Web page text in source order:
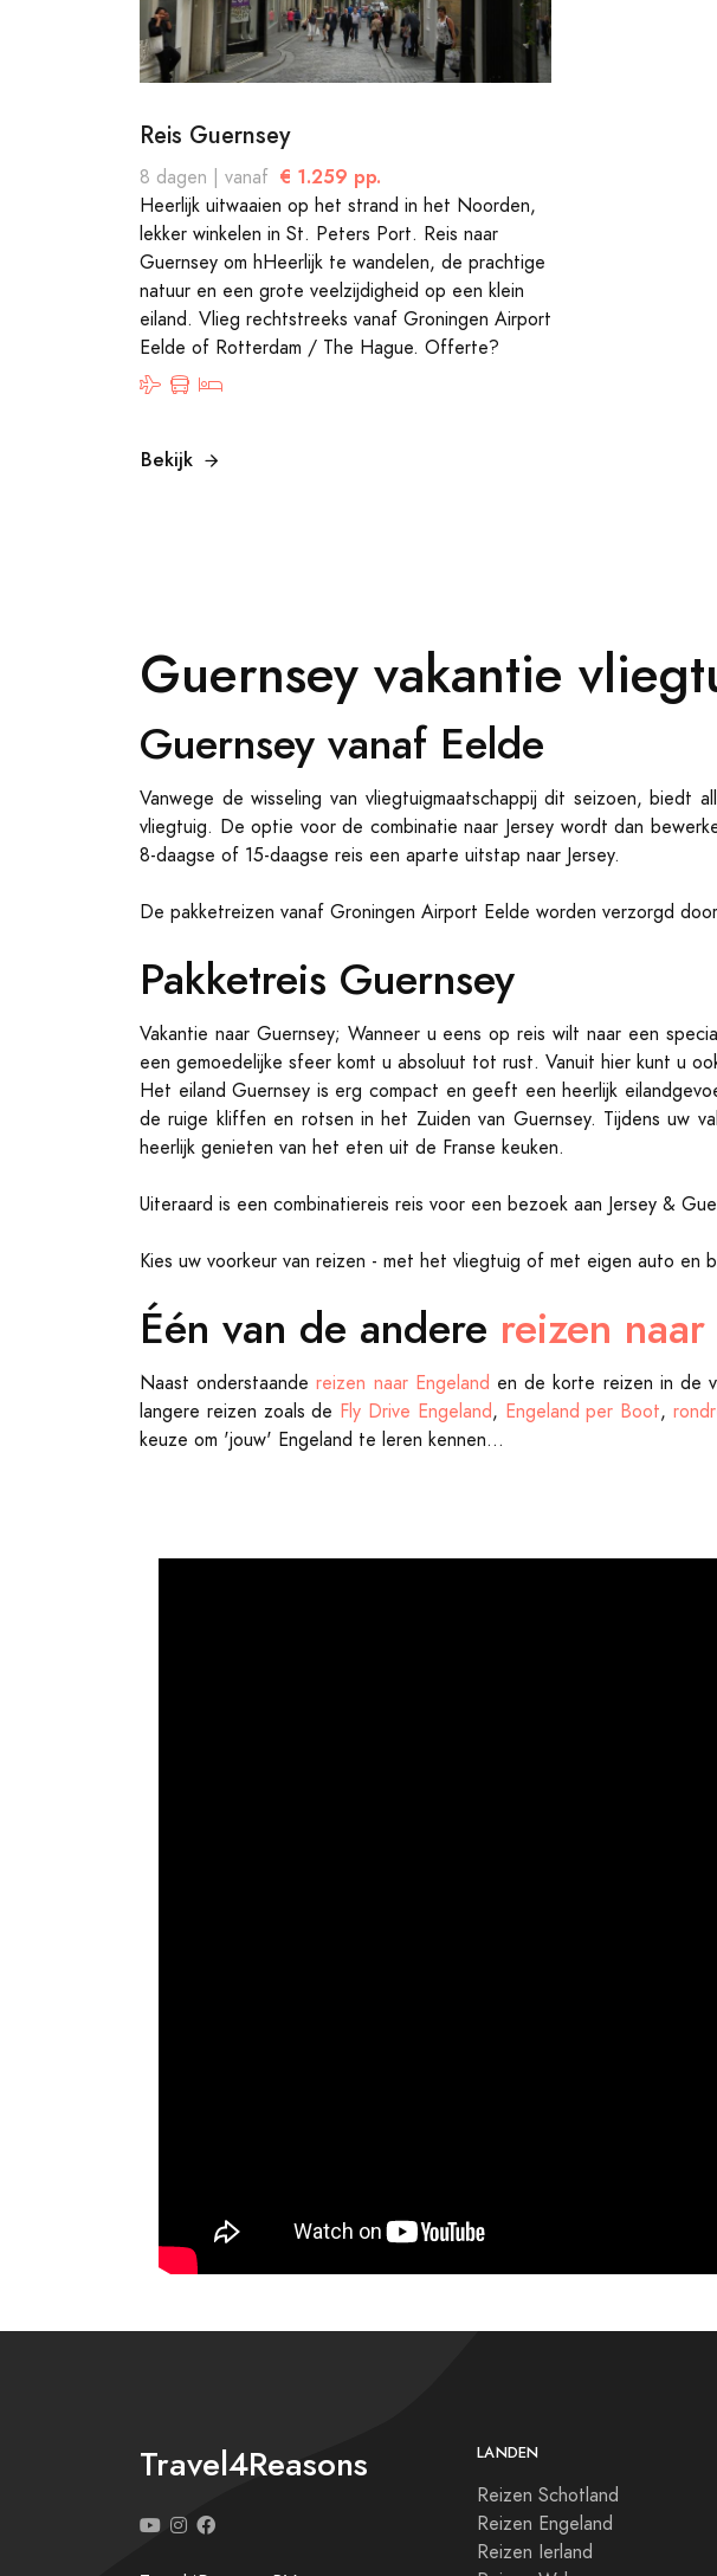
Reis Guernsey
8 dagen | vanaf € 1.259 pp.
Heerlijk uitwaaien op het strand in het Noorden,
lekker winkelen in St. Peters Port. Reis naar
Guernsey om hHeerlijk te wandelen, de prachtige
natuur en een grote veelzijdigheid op een klein
eiland. Vlieg rechtstreeks vanaf Groningen Airport
Eelde of Rotterdam / The Hague. Offerte?
Bekijk
Guernsey vakantie
Guernsey vanaf Eelde
Vanwege de wisseling van vliegtuigmaatschappij dit seizoen, biedt
vliegtuig. De optie voor de combinatie naar Jersey wordt dan
8-daagse of 15-daagse reis een aparte uitstap naar Jersey.
De pakketreizen vanaf Groningen Airport Eelde worden verzorgd
Pakketreis Guernsey
Vakantie naar Guernsey; Wanneer u eens op reis wilt naar een
een gemoedelijke sfeer komt u absoluut tot rust. Vanuit hier kunt u
Het eiland Guernsey is erg compact en geeft een heerlijk
de ruige kliffen en rotsen in het Zuiden van Guernsey. Tijdens uw
heerlijk genieten van het eten uit de Franse keuken.
Uiteraard is een combinatiereis reis voor een bezoek aan Jersey &
Kies uw voorkeur van reizen - met het vliegtuig of met eigen auto en
Één van de andere reizen
Naast onderstaandereizen naar Engeland en de korte reizen in de
langere reizen zoals de Fly Drive Engeland, Engeland per Boot,
keuze om 'jouw' Engeland te leren kennen...
Travel4Reasons LANDEN
Reizen Schotland
Reizen Engeland
Reizen Ierland